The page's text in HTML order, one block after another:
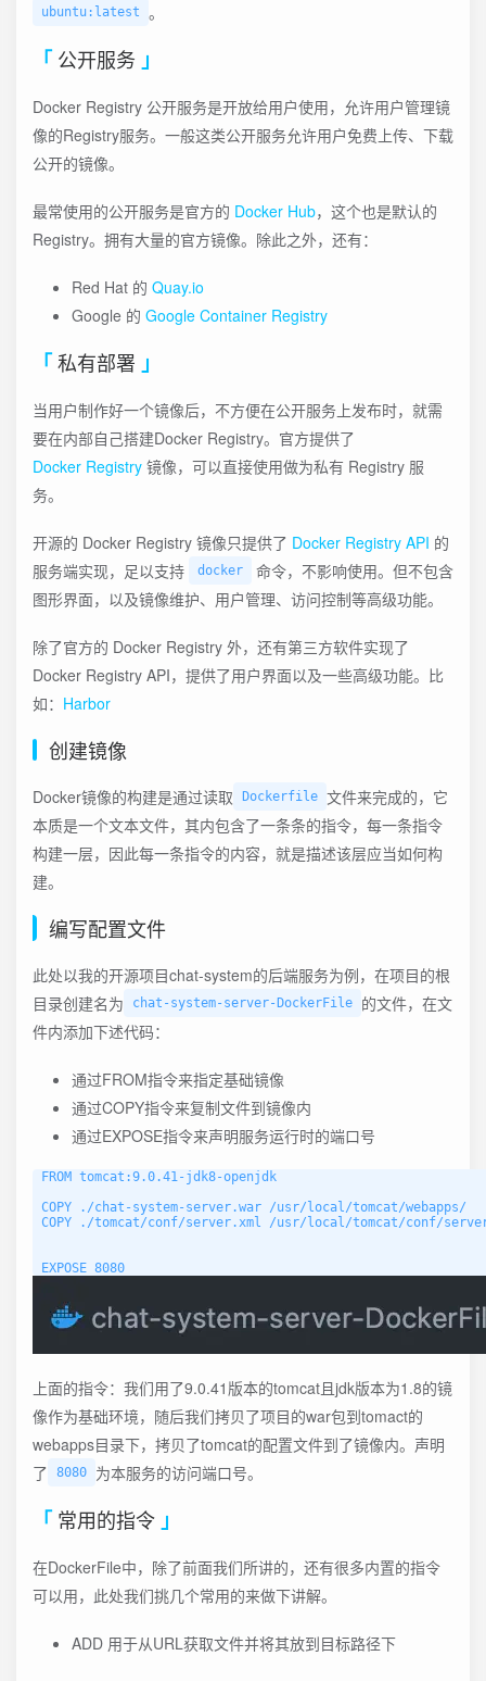
ubuntu:latest 。
公开服务
Docker Registry 公开服务是开放给用户使用，允许用户管理镜
像的Registry服务。一般这类公开服务允许用户免费上传、下载
公开的镜像。
最常使用的公开服务是官方的 Docker Hub，这个也是默认的
Registry。拥有大量的官方镜像。除此之外，还有：
Red Hat 的 Quay.io
Google 的 Google Container Registry
私有部署
当用户制作好一个镜像后，不方便在公开服务上发布时，就需
要在内部自己搭建Docker Registry。官方提供了
Docker Registry 镜像，可以直接使用做为私有 Registry 服
务。
开源的 Docker Registry 镜像只提供了 Docker Registry API 的
服务端实现，足以支持
docker
命令，不影响使用。但不包含
图形界面，以及镜像维护、用户管理、访问控制等高级功能。
除了官方的 Docker Registry 外，还有第三方软件实现了
Docker Registry API，提供了用户界面以及一些高级功能。比
如： Harbor
创建镜像
Docker镜像的构建是通过读取 Dockerfile 文件来完成的，它
本质是一个文本文件，其内包含了一条条的指令，每一条指令
构建一层，因此每一条指令的内容，就是描述该层应当如何构
建。
编写配置文件
此处以我的开源项目chat-system的后端服务为例，在项目的根
目录创建名为
chat-system-server-DockerFile
的文件，在文
件内添加下述代码：
通过FROM指令来指定基础镜像
通过COPY指令来复制文件到镜像内
通过EXPOSE指令来声明服务运行时的端口号
FROM tomcat:9.0.41-jdk8-openjdk
COPY ./chat-system-server.war /usr/local/tomcat/webapps/
COPY ./tomcat/conf/server.xml /usr/local/tomcat/conf/
上面的指令：我们用了9.0.41版本的tomcat且jdk版本为1.8的镜
像作为基础环境，随后我们拷贝了项目的war包到tomact的
webapps目录下，拷贝了tomcat的配置文件到了镜像内。声明
了
8080 为本服务的访问端口号。
常用的指令
在DockerFile中，除了前面我们所讲的，还有很多内置的指令
可以用，此处我们挑几个常用的来做下讲解。
ADD 用于从URL获取文件并将其放到目标路径下